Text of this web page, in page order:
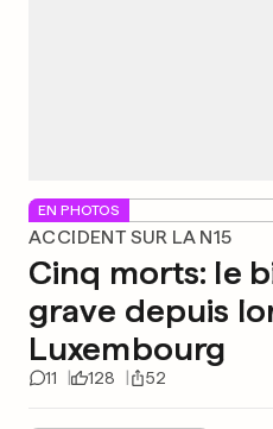
EN PHOTOS
ACCIDENT SUR LA N15
Cinq morts: le
grave depuis
Luxembourg
11 128 52